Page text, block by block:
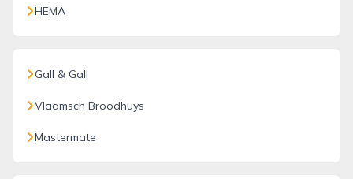
HEMA
Gall & Gall
Vlaamsch Broodhuys
Mastermate